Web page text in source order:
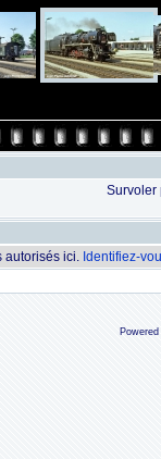
Survoler
autorisés ici. Identifiez-